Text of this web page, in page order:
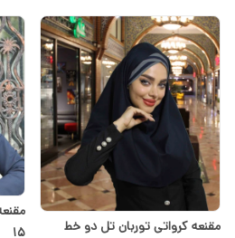
مقنعه کرواتی توربان تل دو خط
15